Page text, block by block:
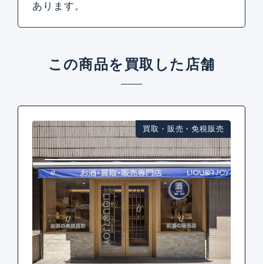
あります。
この商品を買取した店舗
買取・販売・免税販売